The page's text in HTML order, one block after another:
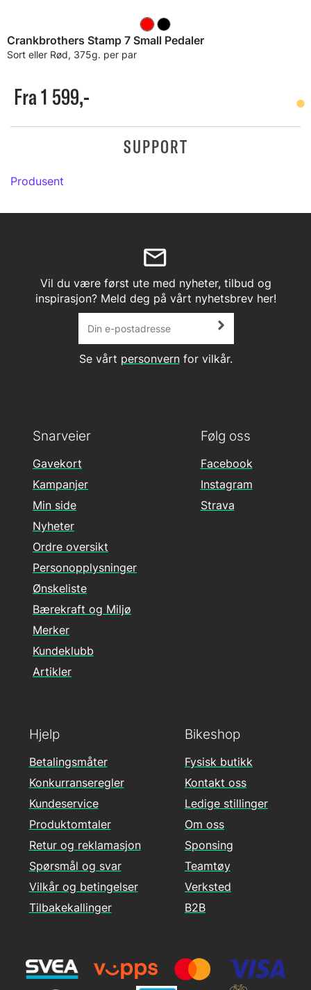
Crankbrothers Stamp 7 Small Pedaler
Sort eller Rød, 375g. per par
Fra 1 599,-
SUPPORT
Produsent
Vil du være først ute med nyheter, tilbud og
inspirasjon? Meld deg på vårt nyhetsbrev her!
Se vårt personvernfor vilkår.
Følg oss
Facebook
Instagram
Strava
Hjelp
Betalingsmåter
Konkurranseregler
Kundeservice
Produktomtaler
Retur og reklamasjon
Spørsmål og svar
Vilkår og betingelser
Tilbakekallinger
Snarveier
Gavekort
Kampanjer
Min side
Nyheter
Ordre oversikt
Personopplysninger
Ønskeliste
Bærekraft og Miljø
Merker
Kundeklubb
Artikler
Bikeshop
Fysisk butikk
Kontakt oss
Ledige stillinger
Om oss
Sponsing
Teamtøy
Verksted
B2B